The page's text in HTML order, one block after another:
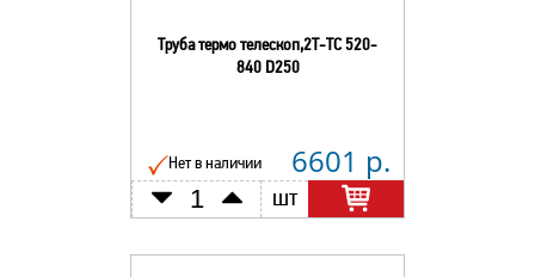
Труба термо телескоп,2Т-ТС 520-
840 D250
Нет в наличии 6601 р.
шт